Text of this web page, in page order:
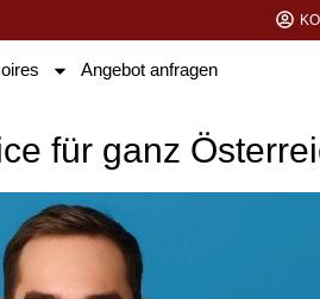
Angebot anfragen
für ganz